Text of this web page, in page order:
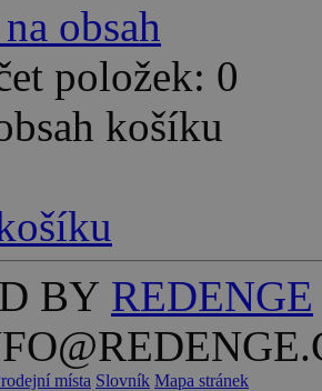
obsah
položek: 0
košíku
BY REDENGE
místa Slovník Mapa stránek